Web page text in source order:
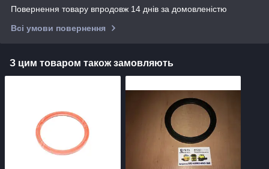
Повернення товару впродовж 14 днів за домовленістю
Всі умови повернення
З цим товаром також замовляють